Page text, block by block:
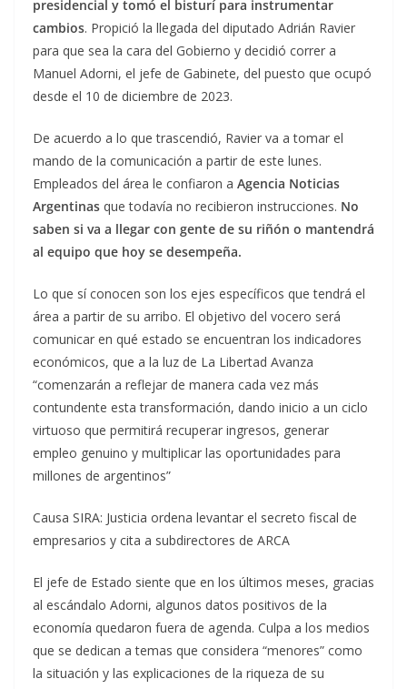
presidencial y tomó el bisturí para instrumentar
cambios. Propició la llegada del diputado Adrián Ravier
para que sea la cara del Gobierno y decidió correr a
Manuel Adorni, el jefe de Gabinete, del puesto que ocupó
desde el 10 de diciembre de 2023.
De acuerdo a lo que trascendió, Ravier va a tomar el
mando de la comunicación a partir de este lunes.
Empleados del área le confiaron a Agencia Noticias
Argentinas que todavía no recibieron instrucciones. No
saben si va a llegar con gente de su riñón o mantendrá
al equipo que hoy se desempeña.
Lo que sí conocen son los ejes específicos que tendrá el
área a partir de su arribo. El objetivo del vocero será
comunicar en qué estado se encuentran los indicadores
económicos, que a la luz de La Libertad Avanza
“comenzarán a reflejar de manera cada vez más
contundente esta transformación, dando inicio a un ciclo
virtuoso que permitirá recuperar ingresos, generar
empleo genuino y multiplicar las oportunidades para
millones de argentinos”
Causa SIRA: Justicia ordena levantar el secreto fiscal de
empresarios y cita a subdirectores de ARCA
El jefe de Estado siente que en los últimos meses, gracias
al escándalo Adorni, algunos datos positivos de la
economía quedaron fuera de agenda. Culpa a los medios
que se dedican a temas que considera “menores” como
la situación y las explicaciones de la riqueza de su